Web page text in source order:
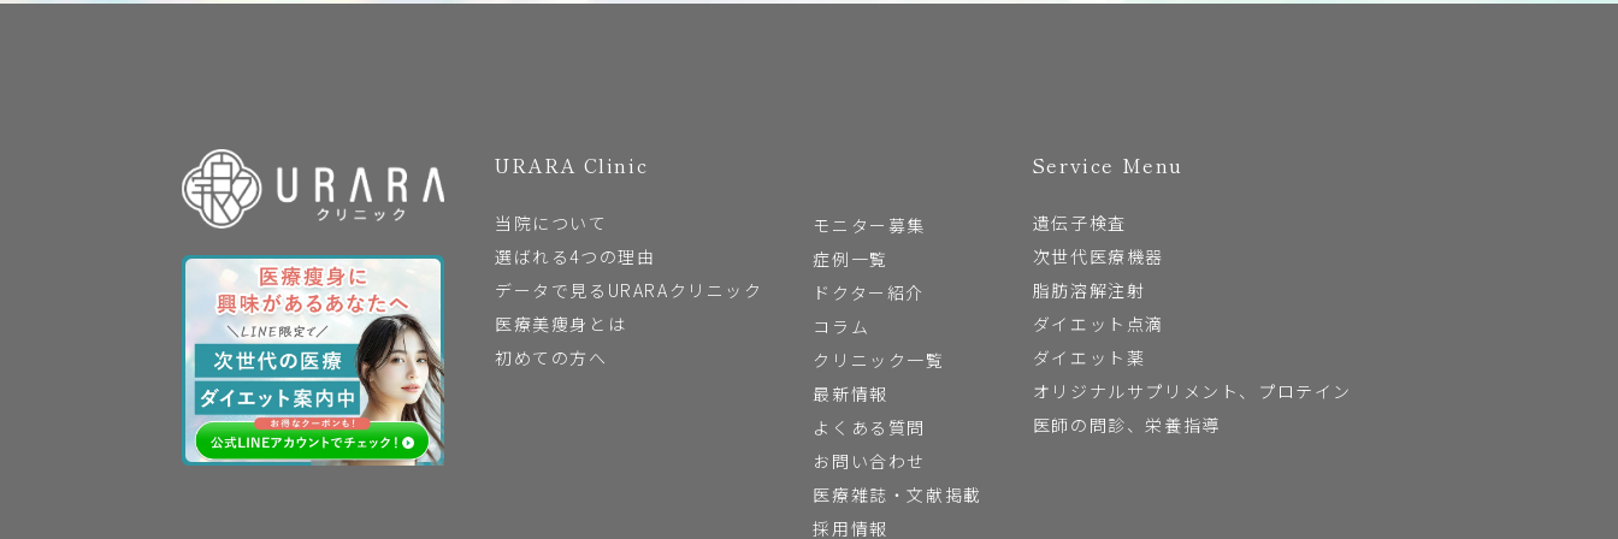
URARA Clinic
当院について
選ばれる4つの理由
データで見るURARAクリニック
医療美痩身とは
初めての方へ
モニター募集
症例一覧
ドクター紹介
コラム
クリニック一覧
最新情報
よくある質問
お問い合わせ
医療雑誌・文献掲載
採用情報
Service Menu
遺伝子検査
次世代医療機器
脂肪溶解注射
ダイエット点滴
ダイエット薬
オリジナルサプリメント、プロテイン
医師の問診、栄養指導